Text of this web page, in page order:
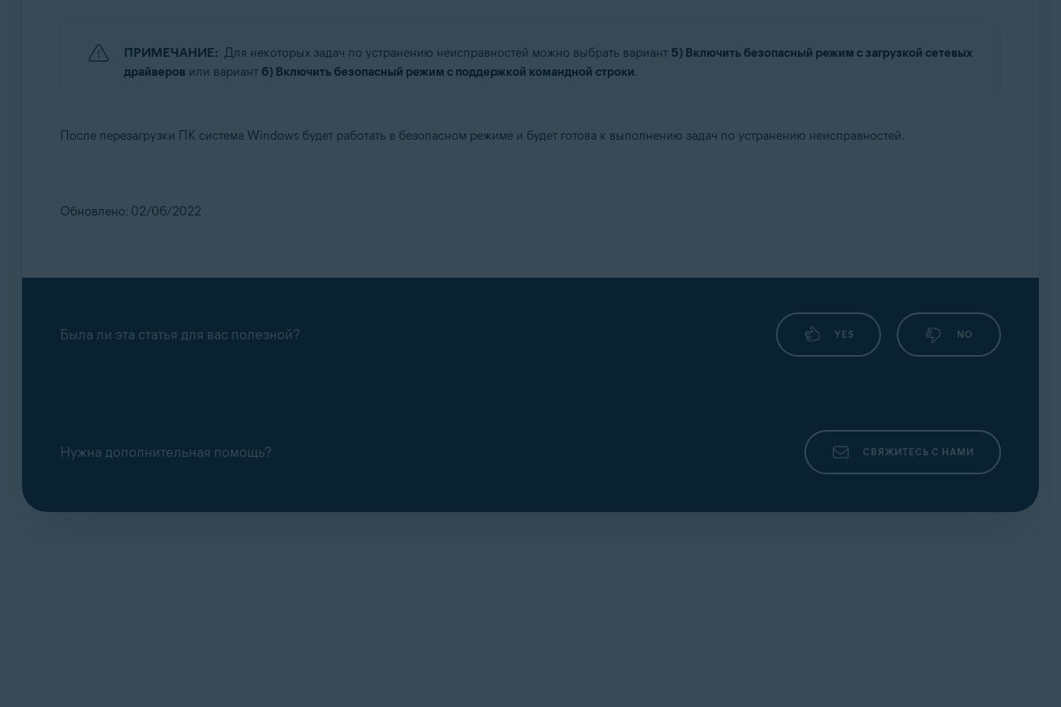
ПРИМЕЧАНИЕ: Для некоторых задач по устранению неисправностей можно выбрать вариант 5) Включить безопасный режим с загрузкой сетевых
драйверов или вариант 6) Включить безопасный режим с поддержкой командной строки.
После перезагрузки ПК система Windows будет работать в безопасном режиме и будет готова к выполнению задач по устранению неисправностей.
Обновлено: 02/06/2022
Была ли эта статья для вас полезной? YES NO
Нужна дополнительная помощь? СВЯЖИТЕСЬ С НАМИ